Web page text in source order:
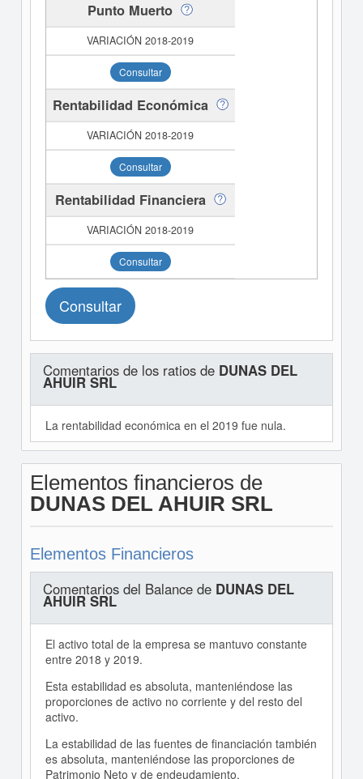
Punto Muerto
Consultar
Rentabilidad Económica
Consultar
Rentabilidad Financiera
Consultar
Consultar
Comentarios de los ratios de DUNAS DEL
AHUIR SRL
La rentabilidad económica en el 2019 fue nula.
Elementos financieros de
DUNAS DEL AHUIR SRL
Elementos Financieros
Comentarios del Balance de DUNAS DEL
AHUIR SRL
El activo total de la empresa se mantuvo constante
entre 2018 y 2019.
Esta estabilidad es absoluta, manteniéndose las
proporciones de activo no corriente y del resto del
activo.
La estabilidad de las fuentes de financiación también
es absoluta, manteniéndose las proporciones de
Patrimonio Neto y de endeudamiento.